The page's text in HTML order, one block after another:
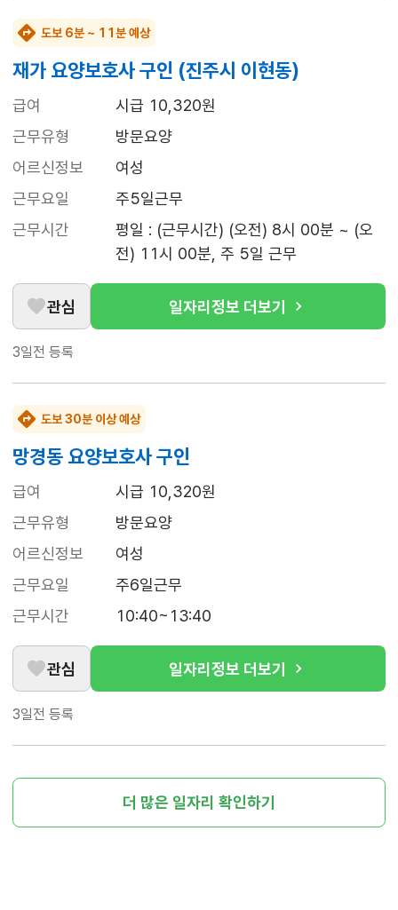
도보 6분 ~ 11분 예상
재가 요양보호사 구인 (진주시 이현동)
급여
시급 10,320원
근무유형
방문요양
어르신정보
여성
근무요일
주5일근무
근무시간
평일 : (근무시간) (오전) 8시 00분 ~ (오
전) 11시 00분, 주 5일 근무
관심 일자리정보 더보기
3일전 등록
도보 30분 이상 예상
망경동 요양보호사 구인
급여
시급 10,320원
근무유형
방문요양
어르신정보
여성
근무요일
주6일근무
근무시간
10:40~13:40
관심 일자리정보 더보기
3일전 등록
더 많은 일자리 확인하기